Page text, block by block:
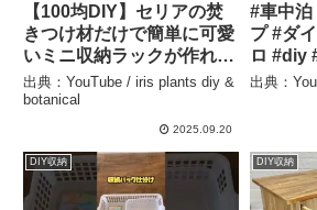
【100均DIY】セリアの焚
きつけ材だけで簡単に可愛
いミニ収納ラックが作れ
る！#100均 #100均diy #セ
リア #diy #収納 #作り方 #
簡単 #おすすめ #おすすめ
plants diy & botanical
出典：YouTube / iris plants diy &
botanical
2025.09.20
#車中泊
プ #ダイソー
ロ #diy #新型スペーシアギ
ア #camp #50代女性 #天井
出典：
DIY収納 DIY収納